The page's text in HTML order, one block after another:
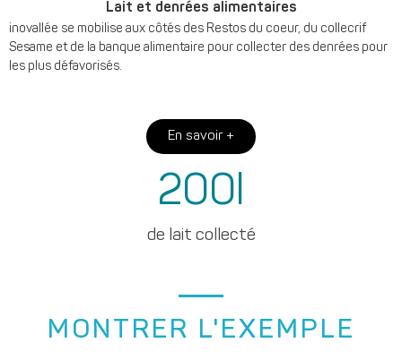
Lait et denrées alimentaires
inovallée se mobilise aux côtés des Restos du coeur, du collecrif
Sesame et de la banque alimentaire pour collecter des denrées pour
les plus défavorisés.
En savoir +
de lait collecté
200l
MONTRER L'EXEMPLE